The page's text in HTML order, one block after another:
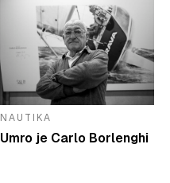
NAUTIKA
Umro je Carlo Borlenghi